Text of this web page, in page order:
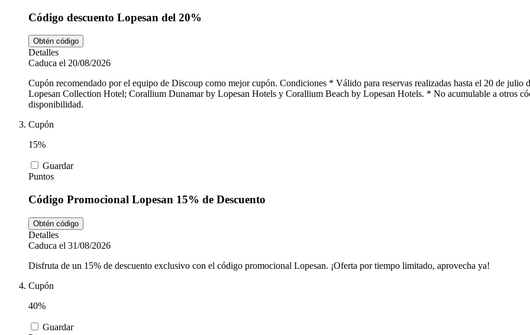
Código descuento Lopesan del 20%
Obtén código
Detalles
Caduca el 20/08/2026
Cupón recomendado por el equipo de Discoup como mejor cupón. Condiciones * Válido para reservas realizadas hasta el 20 de julio
Lopesan Collection Hotel; Corallium Dunamar by Lopesan Hotels y Corallium Beach by Lopesan Hotels. * No acumulable a otros
disponibilidad.
Cupón
15%
Guardar
Puntos
Código Promocional Lopesan 15% de Descuento
Obtén código
Detalles
Caduca el 31/08/2026
Disfruta de un 15% de descuento exclusivo con el código promocional Lopesan. ¡Oferta por tiempo limitado, aprovecha ya!
Cupón
40%
Guardar